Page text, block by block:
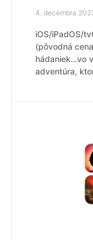
4. decembra
iOS/iPadOS/
(pôvodná
hádaniek…vo
adventúra,